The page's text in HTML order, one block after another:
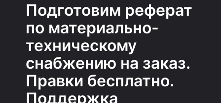
Подготовим реферат
по материально-
техническому
снабжению на заказ.
Правки бесплатно.
Поддержка